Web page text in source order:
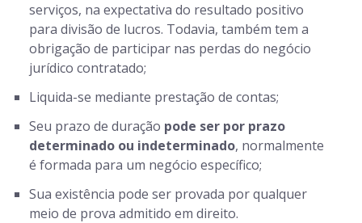
serviços, na expectativa do resultado positivo
para divisão de lucros. Todavia, também tem a
obrigação de participar nas perdas do negócio
jurídico contratado;
Liquida-se mediante prestação de contas;
Seu prazo de duração pode ser por prazo
determinado ou indeterminado, normalmente
é formada para um negócio específico;
Sua existência pode ser provada por qualquer
meio de prova admitido em direito.